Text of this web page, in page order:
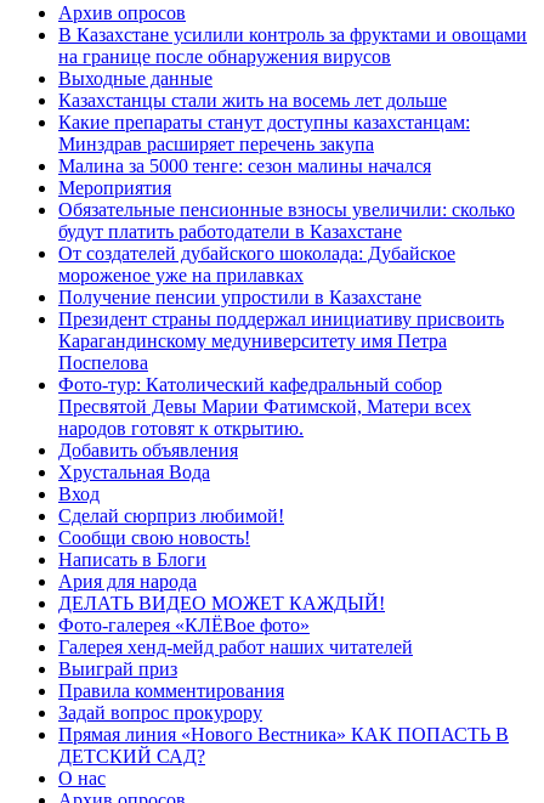
Архив опросов
В Казахстане усилили контроль за фруктами и овощами
на границе после обнаружения вирусов
Выходные данные
Казахстанцы стали жить на восемь лет дольше
Какие препараты станут доступны казахстанцам:
Минздрав расширяет перечень закупа
Малина за 5000 тенге: сезон малины начался
Мероприятия
Обязательные пенсионные взносы увеличили: сколько
будут платить работодатели в Казахстане
От создателей дубайского шоколада: Дубайское
мороженое уже на прилавках
Получение пенсии упростили в Казахстане
Президент страны поддержал инициативу присвоить
Карагандинскому медуниверситету имя Петра
Поспелова
Фото-тур: Католический кафедральный собор
Пресвятой Девы Марии Фатимской, Матери всех
народов готовят к открытию.
Добавить объявления
Хрустальная Вода
Вход
Сделай сюрприз любимой!
Сообщи свою новость!
Написать в Блоги
Ария для народа
ДЕЛАТЬ ВИДЕО МОЖЕТ КАЖДЫЙ!
Фото-галерея «КЛЁВое фото»
Галерея хенд-мейд работ наших читателей
Выиграй приз
Правила комментирования
Задай вопрос прокурору
Прямая линия «Нового Вестника» КАК ПОПАСТЬ В
ДЕТСКИЙ САД?
О нас